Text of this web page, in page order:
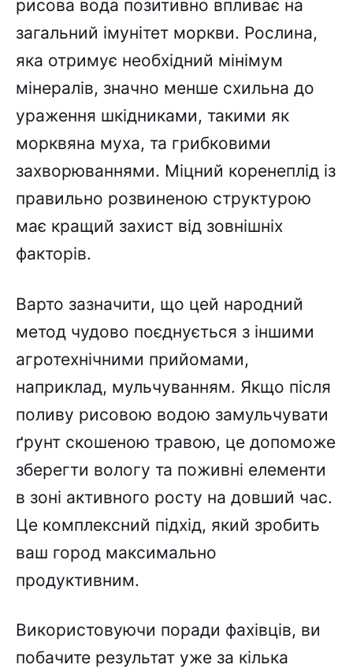
рисова вода позитивно впливає на
загальний імунітет моркви. Рослина,
яка отримує необхідний мінімум
мінералів, значно менше схильна до
ураження шкідниками, такими як
морквяна муха, та грибковими
захворюваннями. Міцний коренеплід із
правильно розвиненою структурою
має кращий захист від зовнішніх
факторів.
Варто зазначити, що цей народний
метод чудово поєднується з іншими
агротехнічними прийомами,
наприклад, мульчуванням. Якщо після
поливу рисовою водою замульчувати
ґрунт скошеною травою, це допоможе
зберегти вологу та поживні елементи
в зоні активного росту на довший час.
Це комплексний підхід, який зробить
ваш город максимально
продуктивним.
Використовуючи поради фахівців, ви
побачите результат уже за кілька